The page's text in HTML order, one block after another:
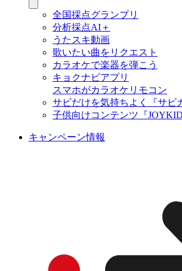
全国採点グランプリ
分析採点AI＋
うたスキ動画
歌いたい曲をリクエスト
カラオケで楽器を弾こう
キョクナビアプリ
スマホがカラオケリモコン
サビだけを気持ちよく『サビ
子供向けコンテンツ『
キャンペーン情報